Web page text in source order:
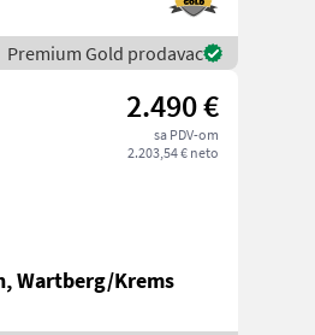
Premium Gold prodavac
2.490 €
sa PDV-om
2.203,54 € neto
Wartberg/Krems